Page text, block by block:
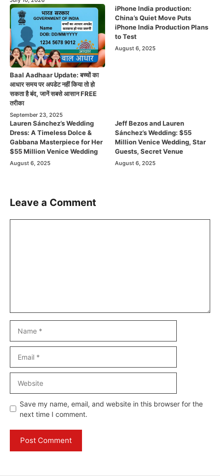
Baal Aadhaar Update: बच्चों का
आधार समय पर अपडेट नहीं किया तो हो
सकता है बंद, जानें सबसे आसान FREE
तरीका
September 23, 2025
iPhone India production:
China’s Quiet Move Puts
iPhone India Production Plans
to Test
August 6, 2025
Lauren Sánchez’s Wedding
Dress: A Timeless Dolce &
Gabbana Masterpiece for Her
$55 Million Venice Wedding
August 6, 2025
Jeff Bezos and Lauren
Sánchez’s Wedding: $55
Million Venice Wedding, Star
Guests, Secret Venue
August 6, 2025
Leave a Comment
Save my name, email, and website in this browser for the
next time I comment.